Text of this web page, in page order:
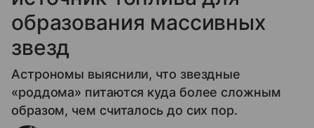
образования массивных
звезд
Астрономы выяснили, что звездные
«роддома» питаются куда более сложным
образом, чем считалось до сих пор.